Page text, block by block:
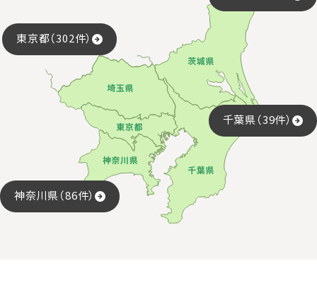
東京都（302件）
千葉県（39件）
神奈川県（86件）